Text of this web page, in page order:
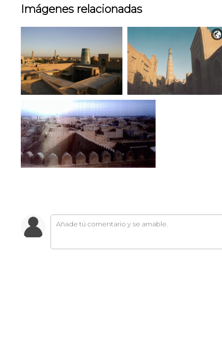
Imágenes relacionadas
